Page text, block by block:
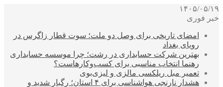
۱۴۰۵/۰۵/۱۹
خبر فوری
امضای تاریخی برای وصل دو ملت؛ سوت قطار زاگرس در
رویای بغداد
بهترین شرکت حسابداری در رشت؛ چرا موسسه حسابداری
رهنما انتخاب مناسبی برای کسب‌وکارهاست؟
تعمیر مبل ریلکسی مالزی و لیزی‌بوی
هشدار نارنجی هواشناسی برای ۴ استان؛ رگبار شدید و